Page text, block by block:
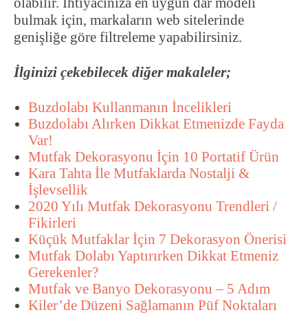
bulmak için, markaların web sitelerinde
genişliğe göre filtreleme yapabilirsiniz.
İlginizi çekebilecek diğer makaleler;
Buzdolabı Kullanmanın İncelikleri
Buzdolabı Alırken Dikkat Etmenizde Fayda
Var!
Mutfak Dekorasyonu İçin 10 Portatif Ürün
Kara Tahta İle Mutfaklarda Nostalji &
İşlevsellik
2020 Yılı Mutfak Dekorasyonu Trendleri /
Fikirleri
Küçük Mutfaklar İçin 7 Dekorasyon Önerisi
Mutfak Dolabı Yaptırırken Dikkat Etmeniz
Gerekenler?
Mutfak ve Banyo Dekorasyonu – 5 Adım
Kiler’de Düzeni Sağlamanın Püf Noktaları